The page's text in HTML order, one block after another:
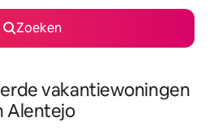
Zoeken
vakantiewoningen
Alentejo